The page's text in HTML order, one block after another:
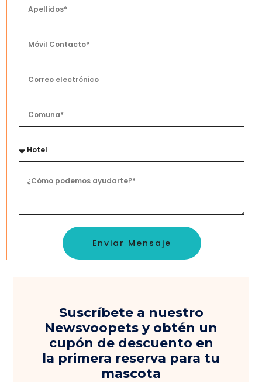
Enviar Mensaje
Suscríbete a nuestro
Newsvoopets y obtén un
cupón de descuento en
la primera reserva para tu
mascota